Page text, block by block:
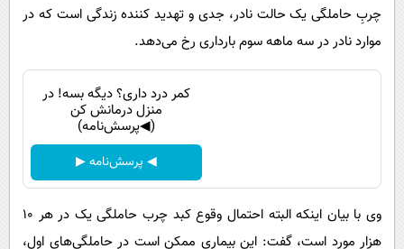
چربِ حاملگی یک حالت نادر، جدی و تهدید کننده زندگی است که در
موارد نادر در سه ماهه سوم بارداری رخ می‌دهد.
کمر درد داری؟ دیگه بسه! در
منزل درمانش کن
(◀پرسش‌نامه)
◀ پرسش‌نامه ▶
وی با بیان اینکه البته احتمال وقوع کبد چرب حاملگی یک در هر ۱۰
هزار مورد است، گفت: این بیماری ممکن است در حاملگی‌های اول،